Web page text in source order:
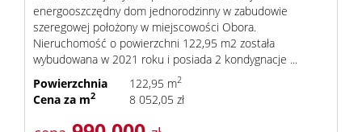
energooszczędny dom jednorodzinny w zabudowie
szeregowej położony w miejscowości Obora.
Nieruchomość o powierzchni 122,95 m2 została
wybudowana w 2021 roku i posiada 2 kondygnacje ...
Powierzchnia
122,95 m2
Cena za m2 8 052,05 zł